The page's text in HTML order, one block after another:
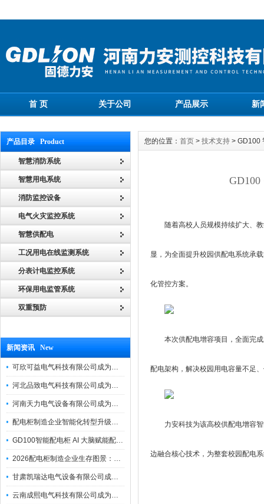
首 页 关于公司 产品展示 新
产品目录 Product
智慧消防系统
智慧用电系统
消防监控设备
电气火灾监控系统
智慧供配电
工况用电在线监测系统
分表计电监控系统
环保用电监管系统
双重预防
新闻资讯 New
可欣可益电气科技有限公司成为力安电易云战略合作伙伴，共创智能配电新未来
河北品致电气科技有限公司成为力安电易云战略合作伙伴，共创智能配电新未来
河南天力电气设备有限公司成为力安电易云战略合作伙伴，共创智能配电新未来
配电柜制造企业智能化转型升级研讨会在力安成功举办
GD100智能配电柜 AI 大脑赋能配电柜制造企业高压一键顺控！
2026配电柜制造企业生存图景：市场、政策与智能化转型路径
甘肃凯瑞达电气设备有限公司成为电易云战略合作伙伴，共创智能配电新未来
云南成熙电气科技有限公司成为力安电易云战略合作伙伴，共创智能配电新未来
您的位置： 首页 > 技术支持 > GD100
随着高校人员规模持续扩大、
显，为全面提升校园供配电系统承
化管控方案。
本次供配电增容项目，全面完
配电架构，解决校园用电容量不足
力安科技为该高校供配电增容
边融合核心技术，为整套校园配电